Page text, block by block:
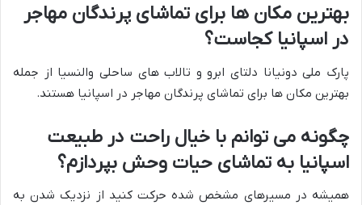
بهترین مکان ها برای تماشای پرندگان مهاجر
در اسپانیا کجاست؟
پارک ملی دونیانا دلتای ابرو و تالاب های ساحلی والنسیا از جمله
بهترین مکان ها برای تماشای پرندگان مهاجر در اسپانیا هستند.
چگونه می توانم با خیال راحت در طبیعت
اسپانیا به تماشای حیات وحش بپردازم؟
همیشه در مسیرهای مشخص شده حرکت کنید از نزدیک شدن به